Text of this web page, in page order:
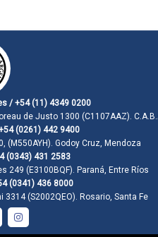
/ +54 (11) 4349 0200
de Justo 1300 (C1107AAZ).
(0261) 442 9400
(M550AYH). Godoy Cruz, Mendoza
(0343) 431 2583
249 (E3100BQF). Paraná, Entre Ríos
(0341) 436 8000
3314 (S2002QEO). Rosario, Santa Fe